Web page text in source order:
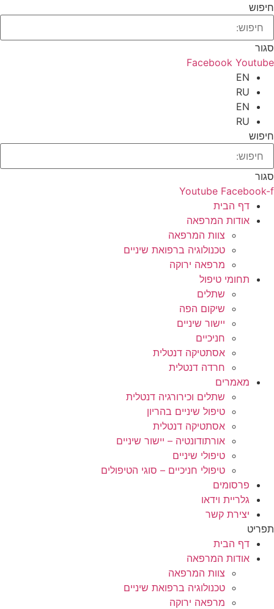
חיפוש
סגור
Facebook Youtube
EN
RU
EN
RU
חיפוש
סגור
Youtube Facebook-f
דף הבית
אודות המרפאה
צוות המרפאה
טכנולוגיה ברפואת שיניים
מרפאה ירוקה
תחומי טיפול
שתלים
שיקום הפה
יישור שיניים
חניכיים
אסתטיקה דנטלית
חרדה דנטלית
מאמרים
שתלים וכירורגיה דנטלית
טיפול שיניים בהריון
אסתטיקה דנטלית
אורתודונטיה – יישור שיניים
טיפולי שיניים
טיפולי חניכיים – סוגי הטיפולים
פרסומים
גלריית וידאו
יצירת קשר
תפריט
דף הבית
אודות המרפאה
צוות המרפאה
טכנולוגיה ברפואת שיניים
מרפאה ירוקה